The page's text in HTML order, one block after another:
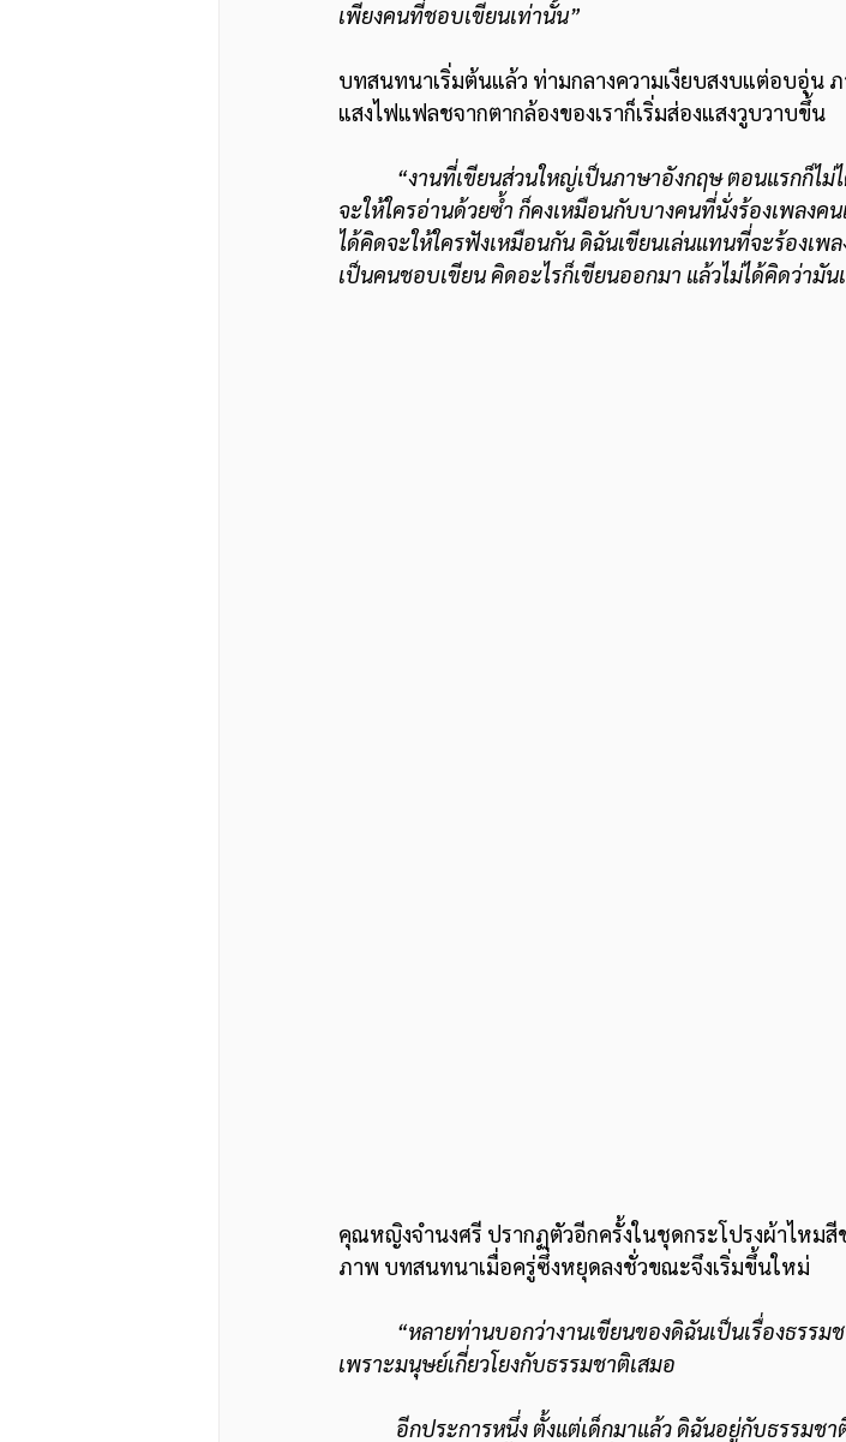
เพียงคนที่ชอบเขียนเท่านั้น”
บทสนทนาเริ่มต้นแล้ว ท่ามกลางความเงียบสงบแต่อบอุ่น
แสงไฟแฟลชจากตากล้องของเราก็เริ่มส่องแสงวูบวาบขึ้น
“งานที่เขียนส่วนใหญ่เป็นภาษาอังกฤษ ตอนแรกก็ไม่
จะให้ใครอ่านด้วยซ้ำ ก็คงเหมือนกับบางคนที่นั่งร้องเพลงค
ได้คิดจะให้ใครฟังเหมือนกัน ดิฉันเขียนเล่นแทนที่จะร้องเพล
เป็นคนชอบเขียน คิดอะไรก็เขียนออกมา แล้วไม่ได้คิดว่ามั
คุณหญิงจำนงศรี ปรากฏตัวอีกครั้งในชุดกระโปรงผ้าไหม
ภาพ บทสนทนาเมื่อครู่ซึ่งหยุดลงชั่วขณะจึงเริ่มขึ้นใหม่
“หลายท่านบอกว่างานเขียนของดิฉันเป็นเรื่องธรรม
เพราะมนุษย์เกี่ยวโยงกับธรรมชาติเสมอ